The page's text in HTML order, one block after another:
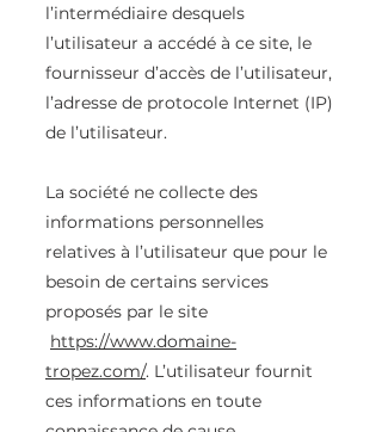
l’intermédiaire desquels
l’utilisateur a accédé à ce site, le
fournisseur d’accès de l’utilisateur,
l’adresse de protocole Internet (IP)
de l’utilisateur.
La société ne collecte des
informations personnelles
relatives à l’utilisateur que pour le
besoin de certains services
proposés par le site
https://www.domaine-
tropez.com/. L’utilisateur fournit
ces informations en toute